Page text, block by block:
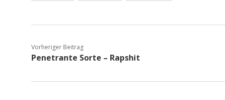
Vorheriger Beitrag
Penetrante Sorte – Rapshit